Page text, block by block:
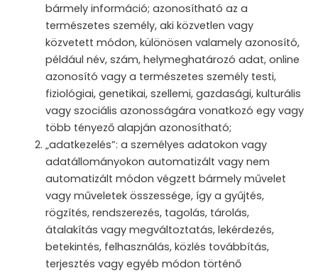
bármely információ; azonosítható az a
természetes személy, aki közvetlen vagy
közvetett módon, különösen valamely azonosító,
például név, szám, helymeghatározó adat, online
azonosító vagy a természetes személy testi,
fiziológiai, genetikai, szellemi, gazdasági, kulturális
vagy szociális azonosságára vonatkozó egy vagy
több tényező alapján azonosítható;
„adatkezelés”: a személyes adatokon vagy
adatállományokon automatizált vagy nem
automatizált módon végzett bármely művelet
vagy műveletek összessége, így a gyűjtés,
rögzítés, rendszerezés, tagolás, tárolás,
átalakítás vagy megváltoztatás, lekérdezés,
betekintés, felhasználás, közlés továbbítás,
terjesztés vagy egyéb módon történő